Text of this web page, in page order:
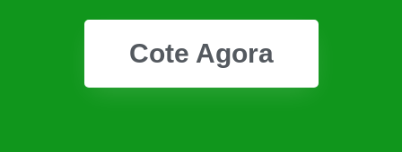
Cote Agora